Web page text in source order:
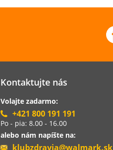
Kontaktujte nás
Volajte zadarmo:
+421 800 191 191
Po - pia: 8.00 - 16.00
alebo nám napíšte na:
klubzdravia@walmark.sk